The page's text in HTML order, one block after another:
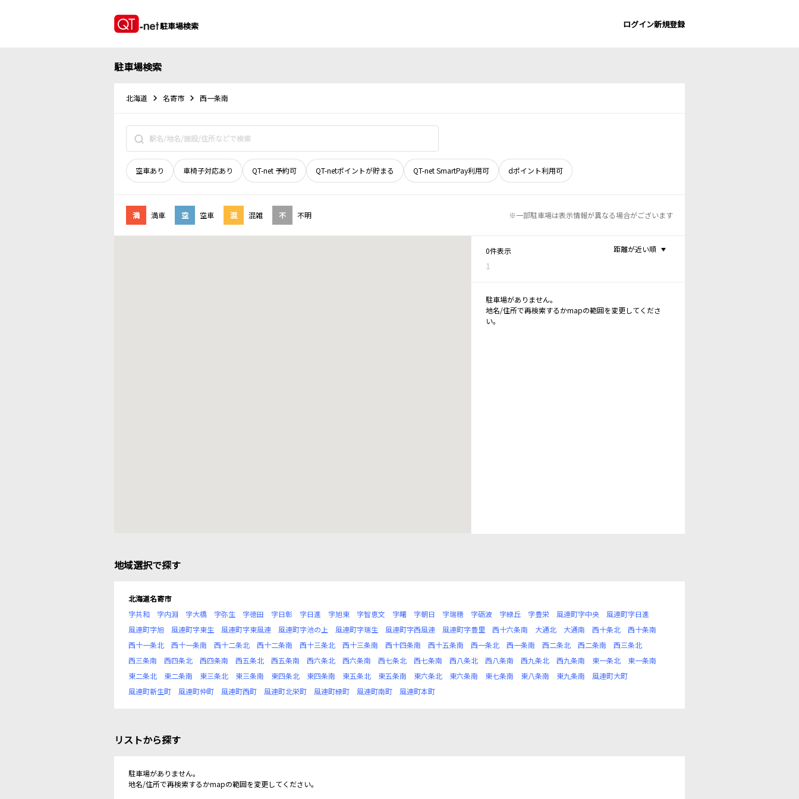
駐車場検索 ログイン新規登録
駐車場検索
北海道 名寄市 西一条南
空車あり 車椅子対応あり QT-net 予約可 QT-netポイントが貯まる QT-net SmartPay利用可 dポイント利用可
満 満車 空 空車 混 混雑 不 不明 ※一部駐車場は表示情報が異なる場合がございます
0件表示
1
距離が近い順
駐車場がありません。
地名/住所で再検索するかmapの範囲を変更してくださ
い。
地域選択で探す
北海道名寄市
字共和
字内淵 字大橋 字弥生 字徳田 字日彰 字日進 字旭東 字智恵文 字曙 字朝日 字瑞穂 字砺波 字緑丘 字豊栄 風連町字中央
風連町字日進
風連町字旭
風連町字東生 風連町字東風連 風連町字池の上 風連町字瑞生 風連町字西風連 風連町字豊里 西十六条南 大通北 大通南 西十条北
西十条南
西十一条北
西十一条南 西十二条北 西十二条南 西十三条北 西十三条南 西十四条南 西十五条南 西一条北 西一条南 西二条北 西二条南
西三条北
西三条南
西四条北 西四条南 西五条北 西五条南 西六条北 西六条南 西七条北 西七条南 西八条北 西八条南 西九条北 西九条南 東一条北
東一条南
東二条北
東二条南 東三条北 東三条南 東四条北 東四条南 東五条北 東五条南 東六条北 東六条南 東七条南 東八条南 東九条南
風連町大町
風連町新生町
風連町仲町 風連町西町 風連町北栄町 風連町緑町 風連町南町 風連町本町
リストから探す
駐車場がありません。
地名/住所で再検索するかmapの範囲を変更してください。